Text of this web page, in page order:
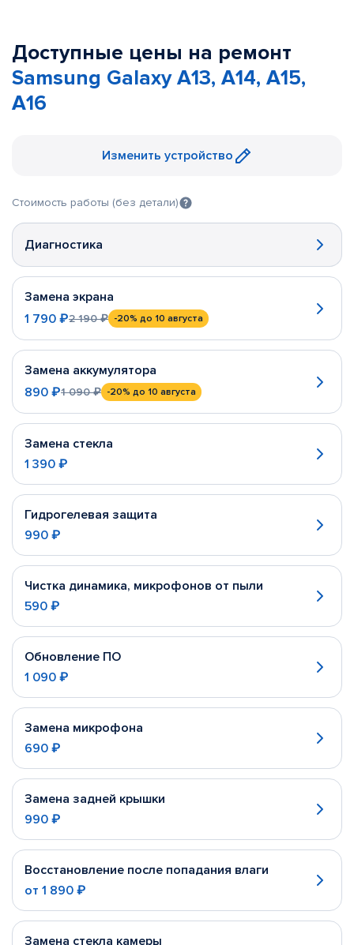
Доступные цены на ремонт
Samsung Galaxy A13, A14, A15,
A16
Изменить устройство
Стоимость работы (без детали)
Диагностика
Замена экрана
1 790 ₽2 190 ₽ -20% до 10 августа
Замена аккумулятора
890 ₽1 090 ₽ -20% до 10 августа
Замена стекла
1 390 ₽
Гидрогелевая защита
990 ₽
Чистка динамика, микрофонов от пыли
590 ₽
Обновление ПО
1 090 ₽
Замена микрофона
690 ₽
Замена задней крышки
990 ₽
Восстановление после попадания влаги
от 1 890 ₽
Замена стекла камеры